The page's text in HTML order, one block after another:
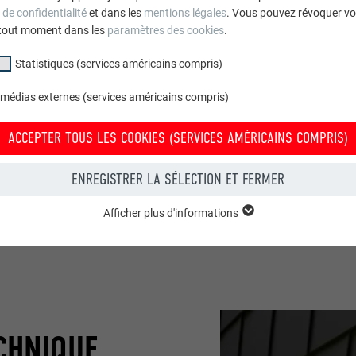
AU TRAVERS DE L'INTERVIEW D'AUDREY LABLANCHE
confidentialitéet dans les mentions légales. Vous pouvez révoquer
moment dans les paramètres des cookies.
Statistiques (services américains compris)
externes (services américains compris)
ACCEPTER TOUS LES COOKIES (SERVICES AMÉRICAINS COMPRIS)
ENREGISTRER LA SÉLECTION ET FERMER
(services américains compris) » nous aident à comprendre
Afficher plus d'informations